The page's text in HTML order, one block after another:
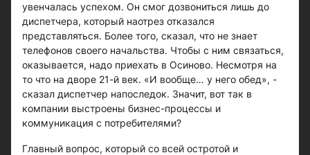
увенчалась успехом. Он смог дозвониться лишь до
диспетчера, который наотрез отказался
представляться. Более того, сказал, что не знает
телефонов своего начальства. Чтобы с ним связаться,
оказывается, надо приехать в Осиново. Несмотря на
то что на дворе 21-й век. «И вообще… у него обед», -
сказал диспетчер напоследок. Значит, вот так в
компании выстроены бизнес-процессы и
коммуникация с потребителями?
Главный вопрос, который со всей остротой и